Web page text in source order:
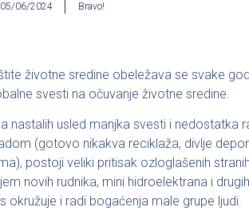
05/06/2024 Bravo!
životne sredine obeležava se svake
svesti na očuvanje životne sredine.
nastalih usled manjka svesti i nedostatka
(gotovo nikakva reciklaža, divlje
postoji veliki pritisak ozloglašenih
novih rudnika, mini hidroelektrana i
okružuje i radi bogaćenja male grupe ljudi.